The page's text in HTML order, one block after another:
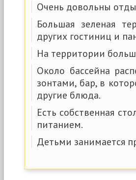
Очень довольны
Большая зеленая
других гостиниц и
На территории
Около бассейна
зонтами, бар, в
другие блюда.
Есть собственная
питанием.
Детьми занимается